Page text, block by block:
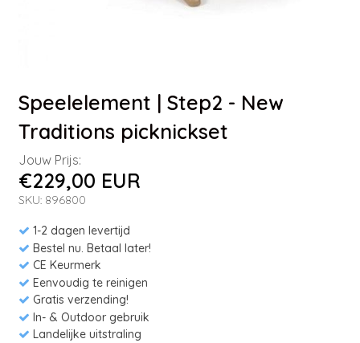
Speelelement | Step2 - New
Traditions picknickset
Jouw Prijs:
€229,00 EUR
SKU: 896800
1-2 dagen levertijd
Bestel nu. Betaal later!
CE Keurmerk
Eenvoudig te reinigen
Gratis verzending!
In- & Outdoor gebruik
Landelijke uitstraling